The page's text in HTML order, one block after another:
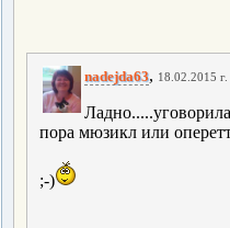
nadejda63, 18.02.2015
пора мюзикл или
;-)